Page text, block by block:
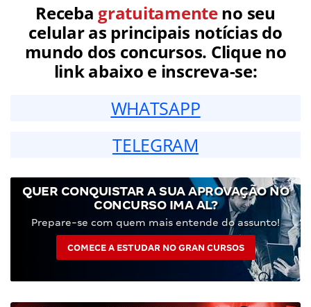
Receba gratuitamenteno seu
celular as principais notícias do
mundo dos concursos. Clique no
link abaixo e inscreva-se:
WHATSAPP
TELEGRAM
QUER CONQUISTAR A SUA APROVAÇÃO NO
CONCURSO IMA AL?
Prepare-se com quem mais entende do assunto!
COMECE A ESTUDAR NO GRAN CURSOS